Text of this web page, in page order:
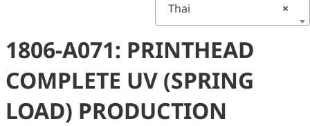
×
Thai
1806-A071: PRINTHEAD
COMPLETE UV (SPRING
LOAD) PRODUCTION